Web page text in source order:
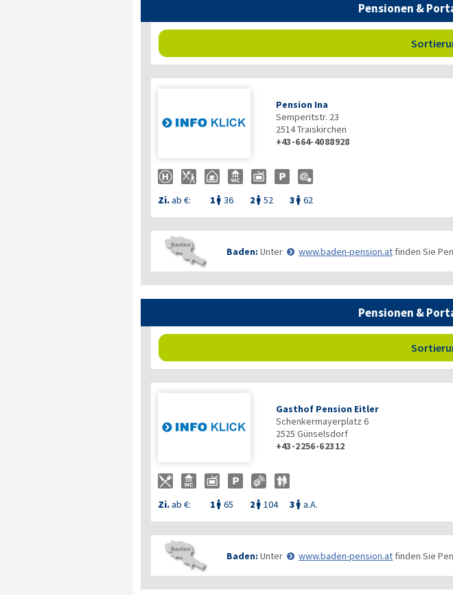
Pensionen &
Pension Ina
Semperitstr. 23
2514Traiskirchen
+43-664-4088928
Zi.ab €: 1  36 2  52 3  62
Baden: Unter www.baden-pension.at finden Sie
Pensionen &
Gasthof Pension Eitler
Schenkermayerplatz 6
2525 Günselsdorf
+43-2256-62312
Zi.ab €: 1  65 2  104 3  a.A.
Baden: Unter www.baden-pension.at finden Sie